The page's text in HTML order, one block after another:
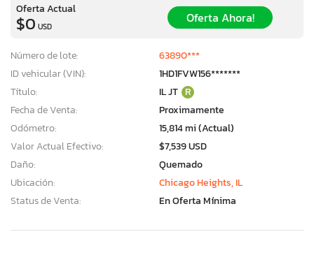
Oferta Actual
$0 USD
Oferta Ahora!
Número de lote:
63890***
ID vehicular (VIN):
1HD1FVW156*******
Título:
IL JT R
Fecha de Venta:
Proximamente
Odómetro:
15,814 mi (Actual)
Valor Actual Efectivo:
$7,539 USD
Daño:
Quemado
Ubicación:
Chicago Heights, IL
Status de Venta:
En Oferta Mínima